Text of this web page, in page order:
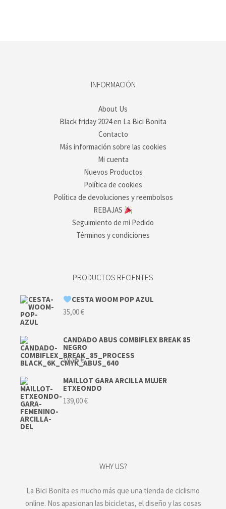
INFORMACIÓN
About Us
Black friday 2024 en La Bici Bonita
Contacto
Más información sobre las cookies
Mi cuenta
Nuevos Productos
Política de cookies
Política de devoluciones y reembolsos
REBAJAS
Seguimiento de mi Pedido
Términos y condiciones
PRODUCTOS RECIENTES
CESTA WOOM POP AZUL
35,00€
CANDADO ABUS COMBIFLEX BREAK 85
NEGRO
19,95€
MAILLOT GARA ARCILLA MUJER
ETXEONDO
139,00€
WHY US?
La Bici Bonita es mucho más que una tienda de ciclismo
online. Nos apasionan las bicicletas, el diseño y las cosas